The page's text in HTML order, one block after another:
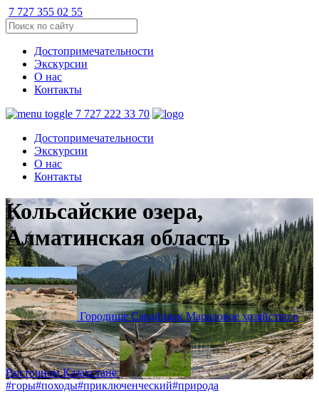
7 727 355 02 55
Достопримечательности
Экскурсии
О нас
Контакты
7 727 222 33 70
Достопримечательности
Экскурсии
О нас
Контакты
Кольсайские озера,
Алматинская область
Городище Сарайшык Мараловое хозяйство в
Восточном Казахстане
#горы#походы#приключенческий#природа